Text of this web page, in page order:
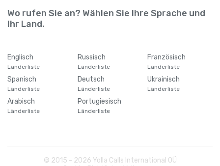
Wo rufen Sie an? Wählen Sie Ihre Sprache und
Ihr Land.
Englisch
Länderliste
Russisch
Länderliste
Französisch
Länderliste
Spanisch
Länderliste
Deutsch
Länderliste
Ukrainisch
Länderliste
Arabisch
Länderliste
Portugiesisch
Länderliste
© 2015 - 2026 Yolla Calls International OÜ